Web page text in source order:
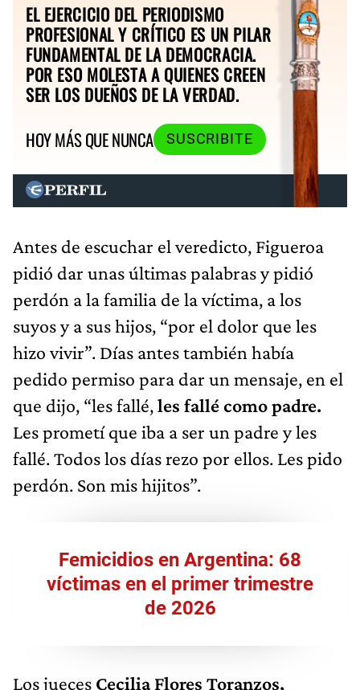
EL EJERCICIO DEL PERIODISMO
PROFESIONAL Y CRÍTICO ES UN PILAR
FUNDAMENTAL DE LA DEMOCRACIA.
POR ESO MOLESTA A QUIENES CREEN
SER LOS DUEÑOS DE LA VERDAD.
HOY MÁS QUE NUNCA
SUSCRIBITE
Antes de escuchar el veredicto, Figueroa
pidió dar unas últimas palabras y pidió
perdón a la familia de la víctima, a los
suyos y a sus hijos, “por el dolor que les
hizo vivir”. Días antes también había
pedido permiso para dar un mensaje, en el
que dijo, “les fallé,les fallé como padre.
Les prometí que iba a ser un padre y les
fallé. Todos los días rezo por ellos. Les pido
perdón. Son mis hijitos”.
Femicidios en Argentina: 68
víctimas en el primer trimestre
de 2026
Los jueces Cecilia Flores Toranzos,